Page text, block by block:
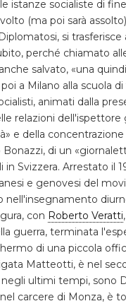
istanze socialiste di
(ma poi sarà
si
perché chiamato
salvato, «una
a Milano alla scuola di
animati dalla
relazioni
e della
di un
in Svizzera. Arrestato
e genovesi del
nell'insegnamento
con Roberto Veratti
guerra, terminata
di una piccola
Matteotti, è nel
ultimi tempi,
carcere di Monza,